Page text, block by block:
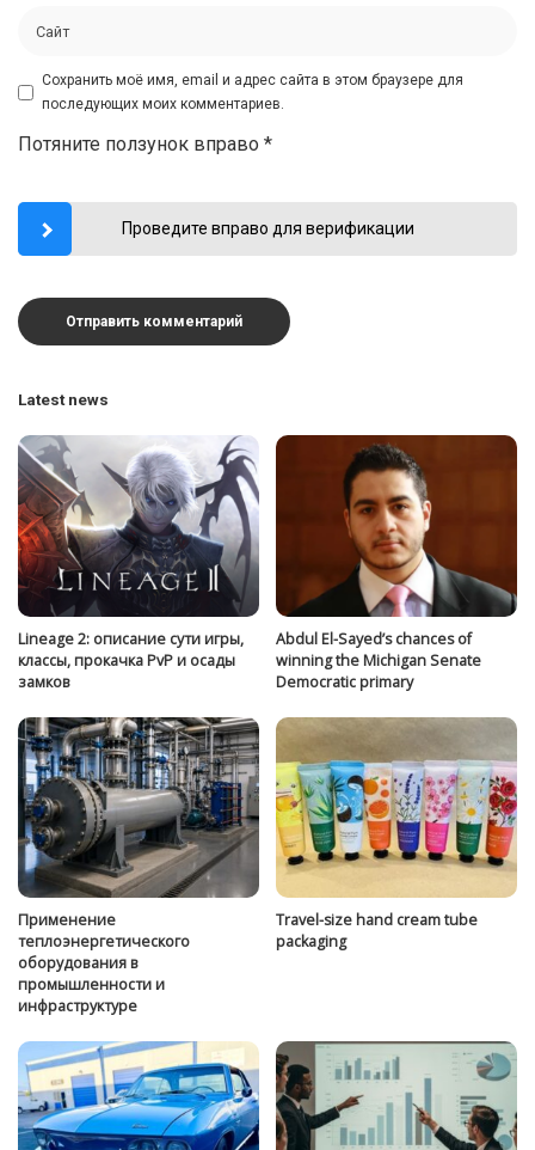
Сохранить моё имя, email и адрес сайта в этом браузере для
последующих моих комментариев.
Потяните ползунок вправо *
Проведите вправо для верификации
Latest news
Lineage 2: описание сути игры,
классы, прокачка PvP и осады
замков
Abdul El-Sayed’s chances of
winning the Michigan Senate
Democratic primary
Применение
теплоэнергетического
оборудования в
промышленности и
инфраструктуре
Travel-size hand cream tube
packaging